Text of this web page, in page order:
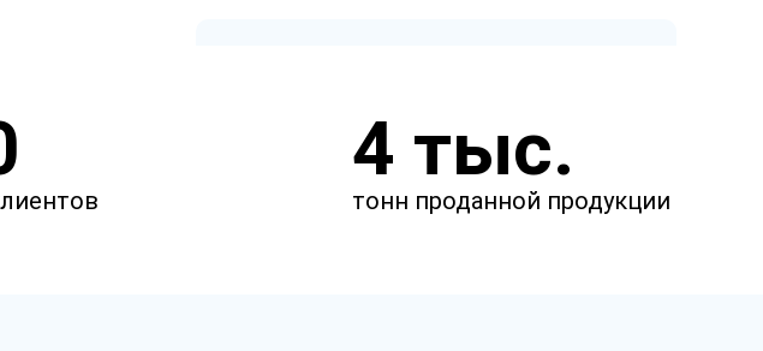
и через несколько минут наш
менеджер свяжется с вами.
4 тыс.
тонн проданной продукции